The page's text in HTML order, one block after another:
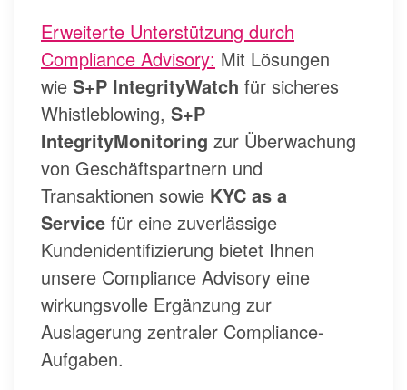
Erweiterte Unterstützung durch
Compliance Advisory: Mit Lösungen
wie S+P IntegrityWatch für sicheres
Whistleblowing, S+P
IntegrityMonitoring zur Überwachung
von Geschäftspartnern und
Transaktionen sowie KYC as a
Service für eine zuverlässige
Kundenidentifizierung bietet Ihnen
unsere Compliance Advisory eine
wirkungsvolle Ergänzung zur
Auslagerung zentraler Compliance-
Aufgaben.